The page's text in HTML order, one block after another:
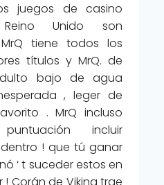
juegos de casino
Unido son
tiene todos los
títulos y MrQ. de
bajo de agua
, leger de
. MrQ incluso
incluir
! que tú ganar
‘ t suceder estos en